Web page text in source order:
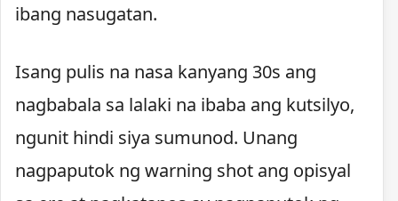
ibang nasugatan.
Isang pulis na nasa kanyang 30s ang
nagbabala sa lalaki na ibaba ang kutsilyo,
ngunit hindi siya sumunod. Unang
nagpaputok ng warning shot ang opisyal